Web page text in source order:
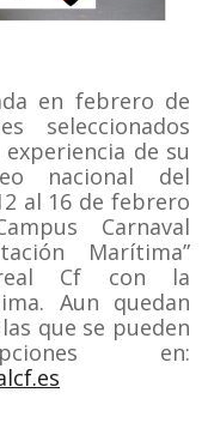
en febrero de
seleccionados
de su
nacional del
al 16 de febrero
Carnaval
Marítima”
Cf con la
Aun quedan
que se pueden
en: